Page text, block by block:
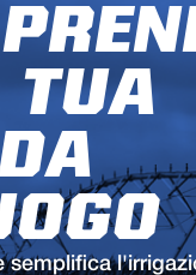
TUA
semplifica